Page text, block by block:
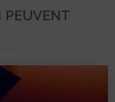
PEUVENT